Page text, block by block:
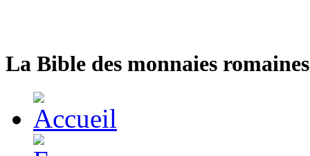
La Bible des monnaies